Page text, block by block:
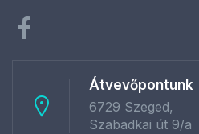
Átvevőpontunk
6729 Szeged,
Szabadkai út 9/a